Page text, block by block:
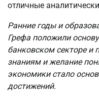
отличные
Ранние годы и
Грефа положили
банковском секторе и
знаниям и желание
экономики стало
достижений.